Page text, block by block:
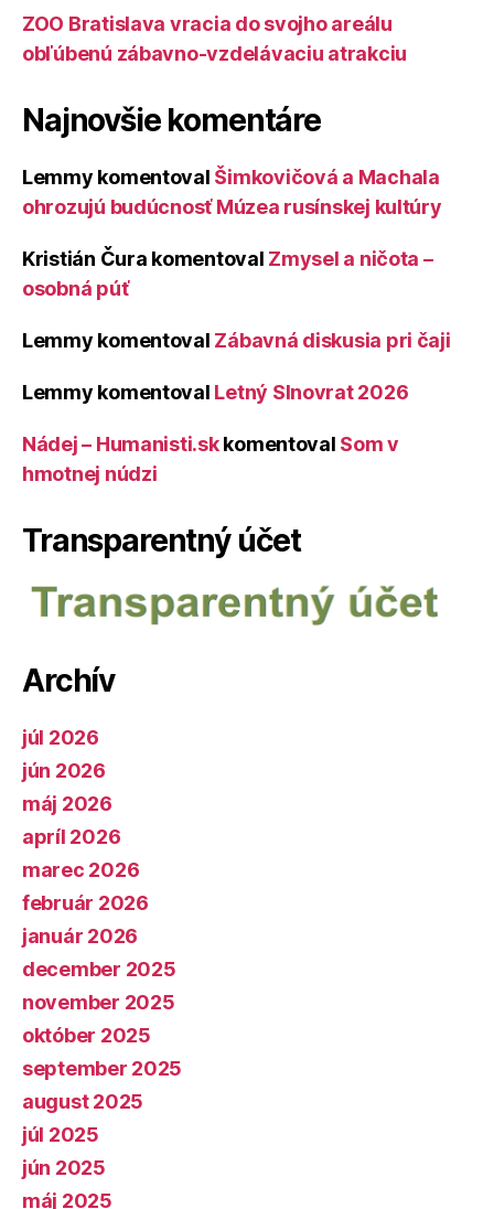
ZOO Bratislava vracia do svojho areálu
obľúbenú zábavno-vzdelávaciu atrakciu
Najnovšie komentáre
Lemmy komentoval Šimkovičová a Machala
ohrozujú budúcnosť Múzea rusínskej kultúry
Kristián Čura komentoval Zmysel a ničota –
osobná púť
Lemmy komentoval Zábavná diskusia pri čaji
Lemmy komentoval Letný Slnovrat 2026
Nádej – Humanisti.skkomentoval Som v
hmotnej núdzi
Transparentný účet
Archív
júl 2026
jún 2026
máj 2026
apríl 2026
marec 2026
február 2026
január 2026
december 2025
november 2025
október 2025
september 2025
august 2025
júl 2025
jún 2025
máj 2025